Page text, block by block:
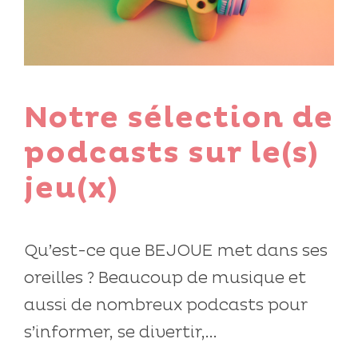
Notre sélection de
podcasts sur le(s)
jeu(x)
Qu’est-ce que BEJOUE met dans ses
oreilles ? Beaucoup de musique et
aussi de nombreux podcasts pour
s’informer, se divertir,...